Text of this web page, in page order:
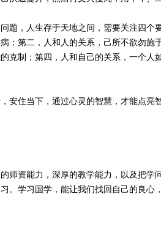
题，人生存于天地之间，需要关注四个
；第二，人和人的关系，己所不欲勿施
克制；第四，人和自己的关系，一个人
安住当下，通过心灵的智慧，才能点亮
师资能力，深厚的教学能力，以及把学
。学习国学，能让我们找回自己的良心